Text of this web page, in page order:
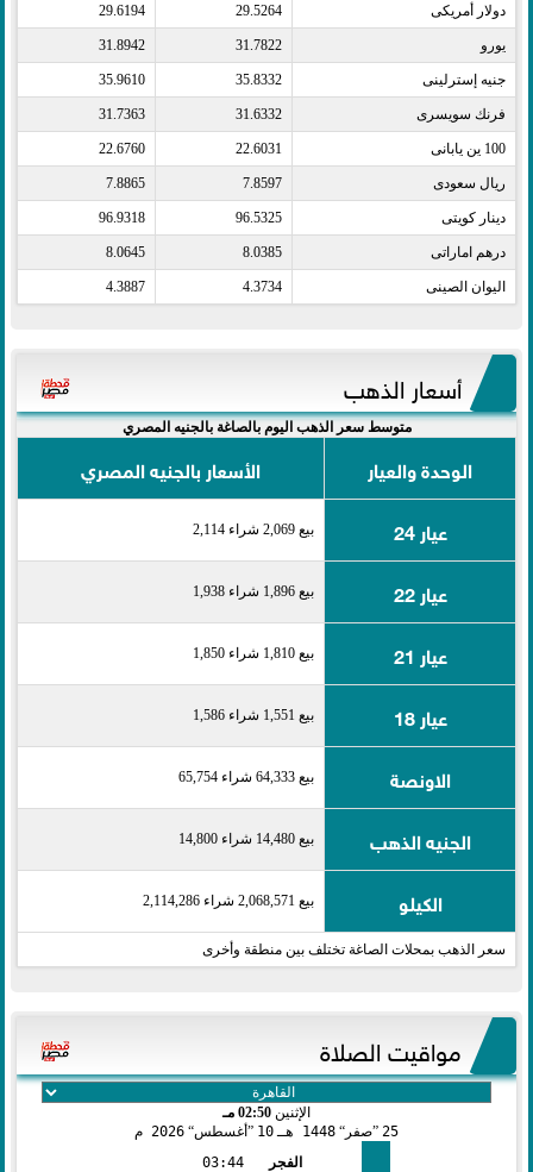
دولار أمريكى​ 29.5264
29.6194
يورو​ 31.7822
31.8942
جنيه إسترلينى​ 35.8332
35.9610
فرنك سويسرى​ 31.6332
31.7363
100 ين يابانى​ 22.6031
22.6760
ريال سعودى​ 7.8597
7.8865
دينار كويتى​ 96.5325
96.9318
درهم اماراتى​ 8.0385
8.0645
اليوان الصينى​ 4.3734
4.3887
أسعار الذهب
متوسط سعر الذهب اليوم بالصاغة بالجنيه المصري
الوحدة والعيار
الأسعار بالجنيه المصري
عيار 24
بيع 2,069 شراء 2,114
عيار 22 بيع 1,896 شراء 1,938
عيار 21 بيع 1,810 شراء 1,850
عيار 18 بيع 1,551 شراء 1,586
الاونصة بيع 64,333 شراء 65,754
الجنيه الذهب بيع 14,480 شراء 14,800
الكيلو بيع 2,068,571 شراء 2,114,286
سعر الذهب بمحلات الصاغة تختلف بين منطقة وأخرى
مواقيت الصلاة
الإثنين 02:50 مـ
25
صفر 1448 هـ 10 أغسطس 2026 م
الفجر
03:44